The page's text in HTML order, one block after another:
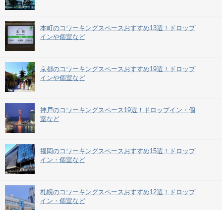
本町のコワーキングスペースおすすめ13選！ドロップ
インや個室など
京都のコワーキングスペースおすすめ19選！ドロップ
インや個室など
神戸のコワーキングスペース19選！ドロップイン・個
室など
福岡のコワーキングスペースおすすめ15選！ドロップ
イン・個室など
札幌のコワーキングスペースおすすめ12選！ドロップ
イン・個室など